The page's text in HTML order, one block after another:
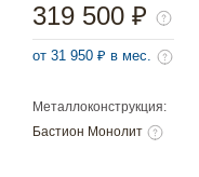
Металлоконструкция:
Бастион Монолит
319 500 ₽
от 31 950 ₽ в мес.